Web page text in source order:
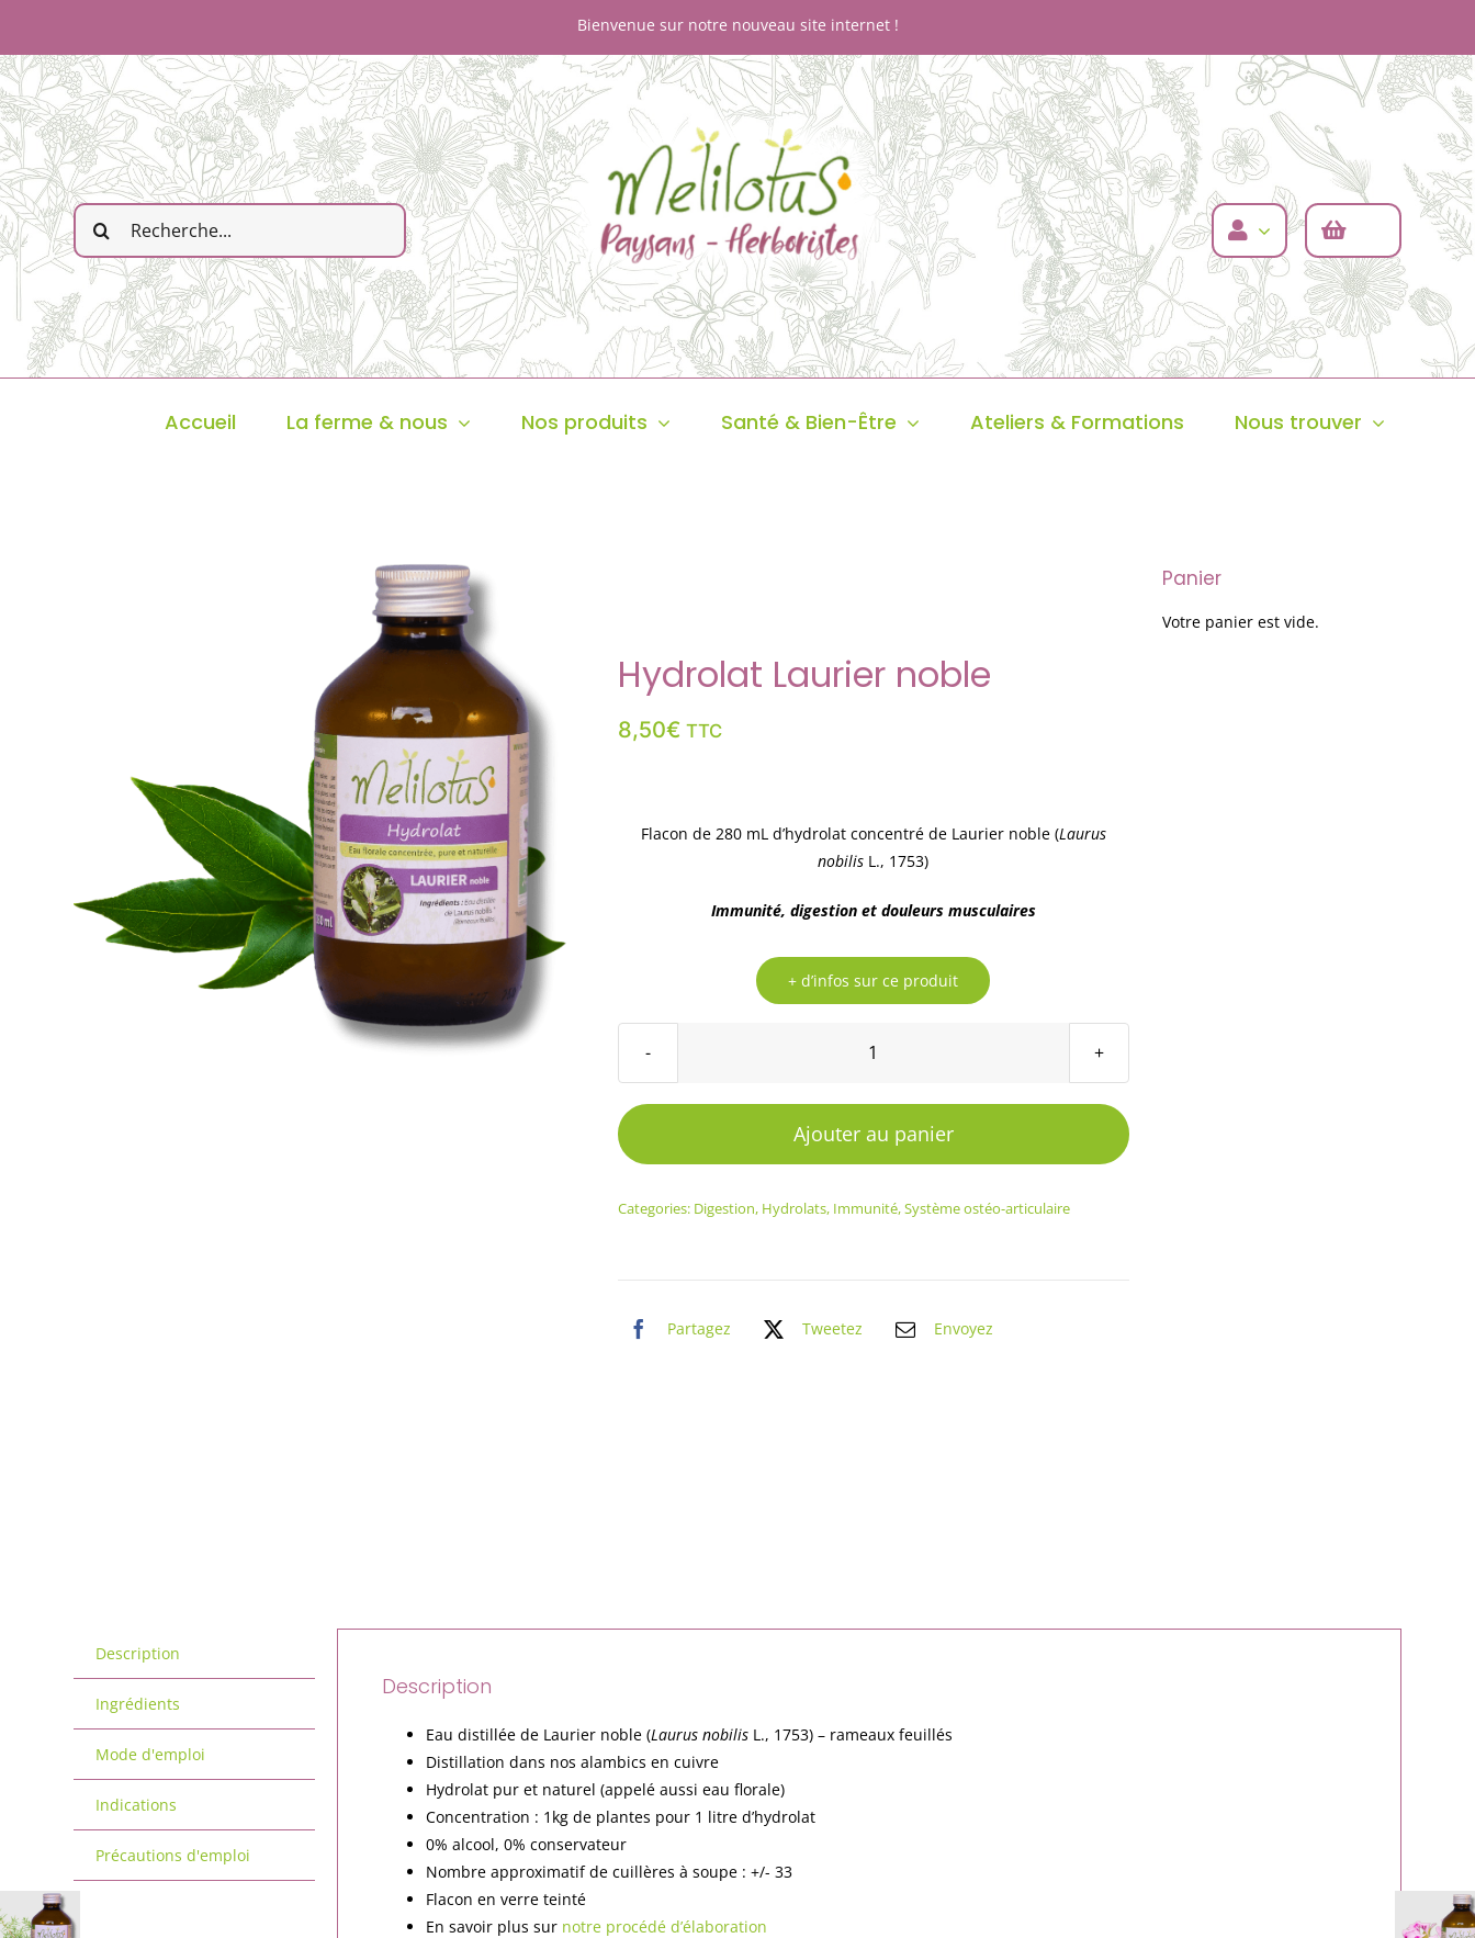
contenu
Bienvenue sur notre nouveau site internet !
Rechercher:
Accueil La ferme & nous Nos produits Santé & Bien-Être Ateliers & Formations Nous trouver
Hydrolat Laurier noble
8,50€ TTC
Flacon de 280 mL d’hydrolat concentré de Laurier noble (Laurus
nobilis L., 1753)
Immunité, digestion et douleurs musculaires
+ d’infos sur ce produit
quantité
Hydrolat
Laurier
Ajouter au panier
Categories: Digestion, Hydrolats, Immunité,Système ostéo-articulaire
Partagez Tweetez Envoyez
Panier
Votre panier est vide.
Description
Ingrédients
Mode d'emploi
Indications
Précautions d'emploi
Description
Eau distillée de Laurier noble (Laurus nobilis L., 1753) – rameaux feuillés
Distillation dans nos alambics en cuivre
Hydrolat pur et naturel (appelé aussi eau florale)
Concentration : 1kg de plantes pour 1 litre d’hydrolat
0% alcool, 0% conservateur
Nombre approximatif de cuillères à soupe : +/- 33
Flacon en verre teinté
En savoir plus sur notre procédé d’élaboration